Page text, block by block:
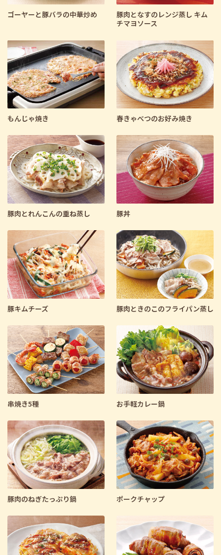
さらに条件を指定して検索
ゴーヤーと豚バラの中華炒め
豚肉となすのレンジ蒸し キム
チマヨソース
もんじゃ焼き 春きゃべつのお好み焼き
豚肉とれんこんの重ね蒸し 豚丼
豚キムチーズ 豚肉ときのこのフライパン蒸し
串焼き5種 お手軽カレー鍋
豚肉のねぎたっぷり鍋 ポークチャップ